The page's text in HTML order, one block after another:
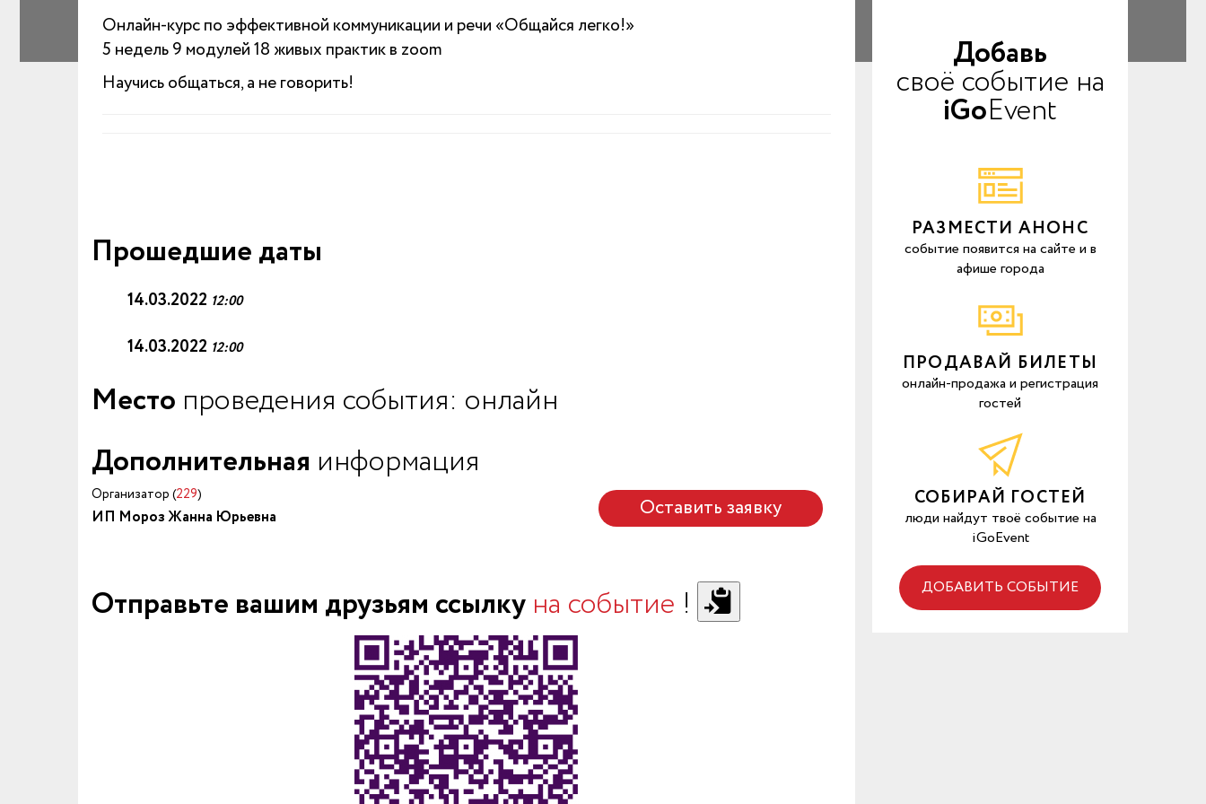
Онлайн-курс по эффективной коммуникации и речи «Общайся легко!»
5 недель 9 модулей 18 живых практик в zoom
Научись общаться, а не говорить!
Прошедшие даты
14.03.2022 12:00
14.03.2022 12:00
Место проведения события: онлайн
Дополнительная информация
Организатор (229)
ИП Мороз Жанна Юрьевна Оставить заявку
Отправьте вашим друзьям ссылку на событие !
Добавь
своё событие на
iGoEvent
РАЗМЕСТИ АНОНС
событие появится на сайте и в
афише города
ПРОДАВАЙ БИЛЕТЫ
онлайн-продажа и регистрация
гостей
СОБИРАЙ ГОСТЕЙ
люди найдут твоё событие на
iGoEvent
ДОБАВИТЬ СОБЫТИЕ